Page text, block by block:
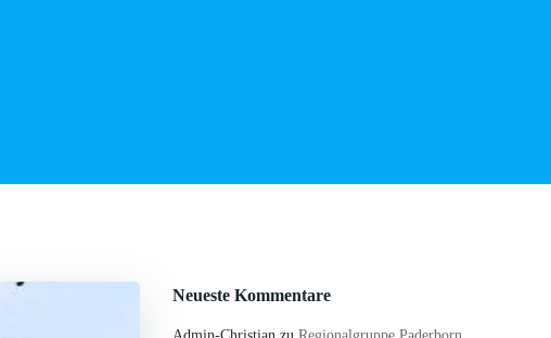
Neueste Kommentare